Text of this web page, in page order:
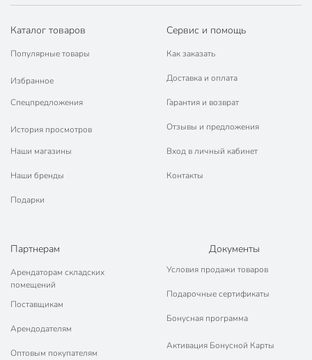
Каталог товаров
Популярные товары
Избранное
Спецпредложения
История просмотров
Наши магазины
Наши бренды
Подарки
Сервис и помощь
Как заказать
Доставка и оплата
Гарантия и возврат
Отзывы и предложения
Вход в личный кабинет
Контакты
Партнерам
Арендаторам складских
помещений
Поставщикам
Арендодателям
Оптовым покупателям
Документы
Условия продажи товаров
Подарочные сертификаты
Бонусная программа
Активация Бонусной Карты